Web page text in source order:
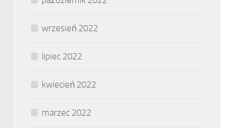
wrzesień 2022
lipiec 2022
kwiecień 2022
marzec 2022